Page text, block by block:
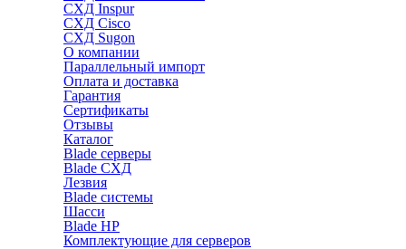
СХД Inspur
СХД Cisco
СХД Sugon
О компании
Параллельный импорт
Оплата и доставка
Гарантия
Сертификаты
Отзывы
Каталог
Blade серверы
Blade СХД
Лезвия
Blade системы
Шасси
Blade HP
Комплектующие для серверов